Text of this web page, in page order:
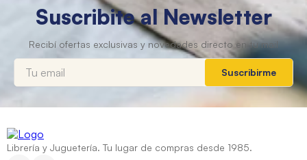
Suscribite al Newsletter
Suscribirme
Librería y Juguetería. Tu lugar de compras desde 1985.